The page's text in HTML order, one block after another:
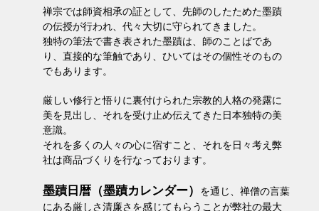
禅宗では師資相承の証として、先師のしたためた墨蹟
の伝授が行われ、代々大切に守られてきました。
独特の筆法で書き表された墨蹟は、師のことばであ
り、直接的な筆触であり、ひいてはその個性そのもの
でもあります。
厳しい修行と悟りに裏付けられた宗教的人格の発露に
美を見出し、それを受け止め伝えてきた日本独特の美
意識。
それを多くの人々の心に宿すこと、それを日々考え弊
社は商品づくりを行なっております。
墨蹟日暦（墨蹟カレンダー）
を通じ、禅僧の言葉
にある厳しさ清廉さを感じてもらうことが弊社の最大